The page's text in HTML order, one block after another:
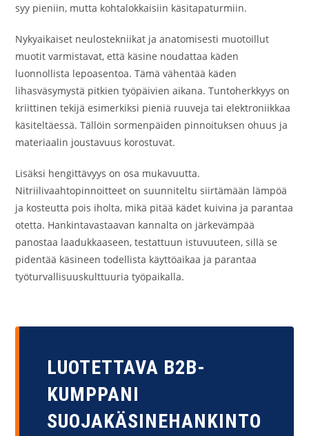
syy pieniin, mutta kohtalokkaisiin käsitapaturmiin.
Nykyaikaiset neulostekniikat ja anatomisesti muotoillut
muotit varmistavat, että käsine noudattaa käden
luonnollista lepoasentoa. Tämä vähentää käden
lihasväsymystä pitkien työpäivien aikana. Tuntoherkkyys on
kriittinen tekijä esimerkiksi pieniä ruuveja tai elektroniikkaa
käsiteltäessä. Tällöin sormenpäiden pinnoituksen ohuus ja
materiaalin joustavuus korostuvat.
Lisäksi hengittävyys on osa mukavuutta.
Nitriilivaahtopinnoitteet on suunniteltu siirtämään lämpöä
ja kosteutta pois iholta, mikä pitää kädet kuivina ja parantaa
otetta. Hankintavastaavan kannalta on järkevämpää
panostaa laadukkaaseen, testattuun istuvuuteen, sillä se
pidentää käsineen todellista käyttöaikaa ja parantaa
työturvallisuuskulttuuria työpaikalla.
LUOTETTAVA B2B-
KUMPPANI
SUOJAKÄSINEHANKINTO